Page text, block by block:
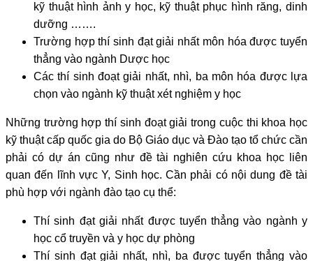
kỹ thuật hình ảnh y học, kỹ thuật phục hình răng, dinh
dưỡng …….
Trường hợp thí sinh đạt giải nhất môn hóa được tuyển
thẳng vào ngành Dược học
Các thí sinh đoạt giải nhất, nhì, ba môn hóa được lựa
chọn vào ngành kỹ thuật xét nghiệm y học
Những trường hợp thí sinh đoạt giải trong cuộc thi khoa học
kỹ thuật cấp quốc gia do Bộ Giáo dục và Đào tạo tổ chức cần
phải có dự án cũng như đề tài nghiên cứu khoa học liên
quan đến lĩnh vực Y, Sinh học. Cần phải có nội dung đề tài
phù hợp với ngành đào tạo cụ thể:
Thí sinh đạt giải nhất được tuyển thẳng vào ngành y
học cổ truyền và y học dự phòng
Thí sinh đạt giải nhất, nhì, ba được tuyển thẳng vào